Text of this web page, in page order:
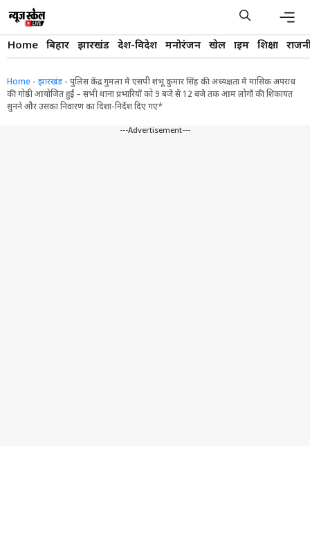
content
Home बिहार झारखंड देश-विदेश मनोरंजन खेल क्राइम शिक्षा
Home - झारखंड - पुलिस केंद्र गुमला में एसपी शंभू कुमार सिंह की अध्यक्षता में मासिक अपराध
की गोष्ठी आयोजित हुई – सभी थाना प्रभारियों को 9 बजे से 12 बजे तक आम लोगों की शिकायत
सुनने और उसका निवारण का दिशा-निर्देश दिए गए*
---Advertisement---